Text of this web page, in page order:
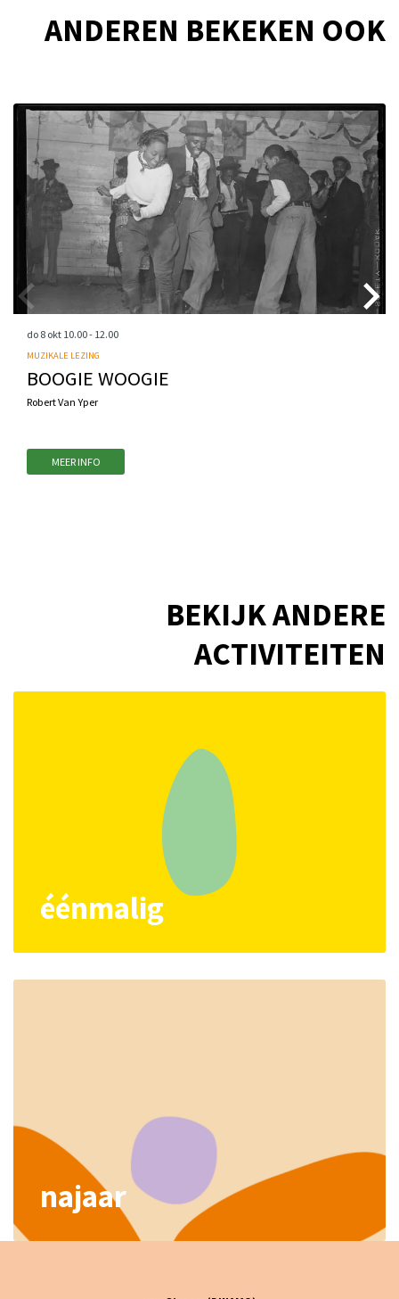
ANDEREN BEKEKEN OOK
BOOGIE WOOGIE
Robert Van Yper
MUZIKALE LEZING
do 8 okt 10.00 - 12.00
MEER INFO
BEKIJK ANDERE
ACTIVITEITEN
éénmalig
najaar